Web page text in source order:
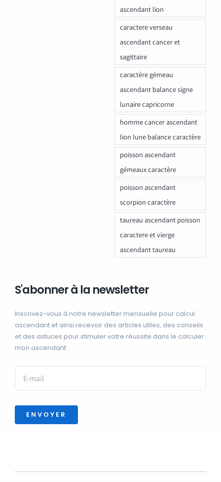
ascendant lion
caractere verseau
ascendant cancer et
sagittaire
caractère gémeau
ascendant balance signe
lunaire capricorne
homme cancer ascendant
lion lune balance caractère
poisson ascendant
gémeaux caractère
poisson ascendant
scorpion caractère
taureau ascendant poisson
caractere et vierge
ascendant taureau
S'abonner à la newsletter
Inscrivez-vous à notre newsletter mensuelle pour calcul
ascendant et ainsi recevoir des articles utiles, des conseils
et des astuces pour stimuler votre réussite dans le calculer
mon ascendant :
ENVOYER